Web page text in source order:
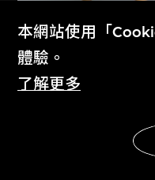
本網站使用「
體驗。
了解更多